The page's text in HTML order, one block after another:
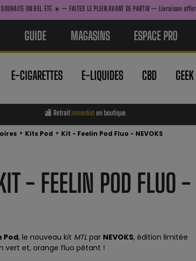
ÉTÉ ☀️ — FAITES LE PLEIN AVANT DE PARTIR — Livraison offerte dès
GUIDE MAGASINS ESPACE PRO
E-CIGARETTES E-LIQUIDES CBD
🏬 Retraitimmédiaten boutique
> Kits Pod > Kit - Feelin Pod Fluo - NEVOKS
- FEELIN POD FLUO -
Pod, le nouveau kit MTL par NEVOKS, édition limitée
vert et, orange fluo pétant !